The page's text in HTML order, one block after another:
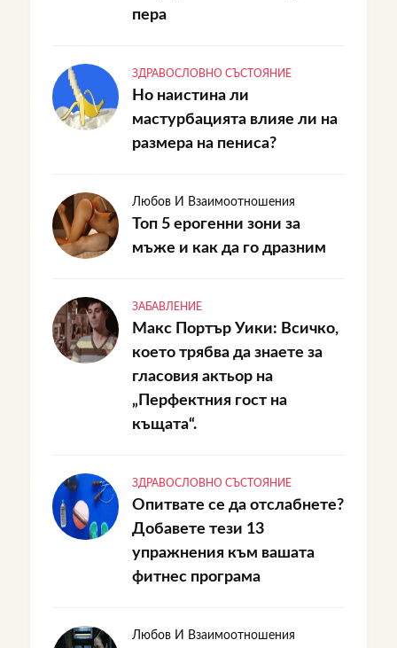
пера
ЗДРАВОСЛОВНО СЪСТОЯНИЕ
Но наистина ли
мастурбацията влияе ли на
размера на пениса?
Любов И Взаимоотношения
Топ 5 ерогенни зони за
мъже и как да го дразним
ЗАБАВЛЕНИЕ
Макс Портър Уики: Всичко,
което трябва да знаете за
гласовия актьор на
„Перфектния гост на
къщата“.
ЗДРАВОСЛОВНО СЪСТОЯНИЕ
Опитвате се да отслабнете?
Добавете тези 13
упражнения към вашата
фитнес програма
Любов И Взаимоотношения